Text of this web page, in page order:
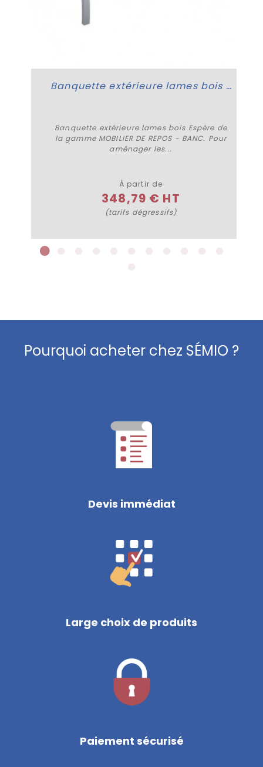
Banquette extérieure lames bois Espère
Banquette extérieure lames bois Espère de
la gamme MOBILIER DE REPOS - BANC. Pour
aménager les...
À partir de
348,79 € HT
(tarifs dégressifs)
Pourquoi acheter chez SÉMIO ?
Devis immédiat
Large choix de produits
Paiement sécurisé